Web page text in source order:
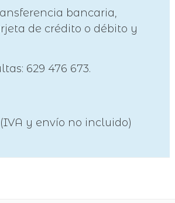
bancaria,
de crédito o débito y
629 476 673.
y envío no incluido)